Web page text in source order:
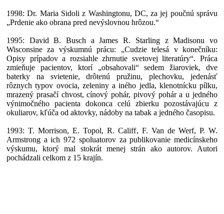
1998: Dr. Maria Sidoli z Washingtonu, DC, za jej poučnú správu
„Prdenie ako obrana pred nevýslovnou hrôzou.“
1995: David B. Busch a James R. Starling z Madisonu vo
Wisconsine za výskumnú prácu: „Cudzie telesá v konečníku:
Opisy prípadov a rozsiahle zhrnutie svetovej literatúry“. Práca
zmieňuje pacientov, ktorí „obsahovali“ sedem žiaroviek, dve
baterky na svietenie, drôtenú pružinu, plechovku, jedenásť
rôznych typov ovocia, zeleniny a iného jedla, klenotnícku pílku,
mrazený prasačí chvost, cínový pohár, pivový pohár a u jedného
výnimočného pacienta dokonca celú zbierku pozostávajúcu z
okuliarov, kľúča od aktovky, nádoby na tabak a jedného časopisu.
1993: T. Morrison, E. Topol, R. Califf, F. Van de Werf, P. W.
Armstrong a ich 972 spoluatorov za publikovanie medicínskeho
výskumu, ktorý mal stokrát menej strán ako autorov. Autori
pochádzali celkom z 15 krajín.